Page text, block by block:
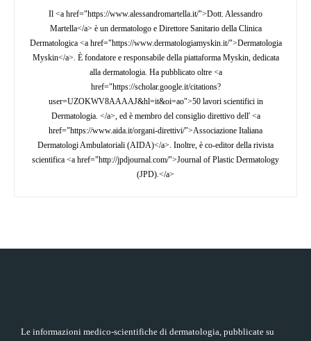
Il <a href="https://www.alessandromartella.it/">Dott. Alessandro
Martella</a> è un dermatologo e Direttore Sanitario della Clinica
Dermatologica <a href="https://www.dermatologiamyskin.it/">Dermatologia
Myskin</a>. È fondatore e responsabile della piattaforma Myskin, dedicata
alla dermatologia. Ha pubblicato oltre <a
href="https://scholar.google.it/citations?
user=UZOKWV8AAAAJ&hl=it&oi=ao">50 lavori scientifici in
Dermatologia. </a>, ed è membro del consiglio direttivo dell' <a
href="https://www.aida.it/organi-direttivi/">Associazione Italiana
Dermatologi Ambulatoriali (AIDA)</a>. Inoltre, è co-editor della rivista
scientifica <a href="http://jpdjournal.com/">Journal of Plastic Dermatology
(JPD).</a>
Le informazioni medico-scientifiche di dermatologia, pubblicate su